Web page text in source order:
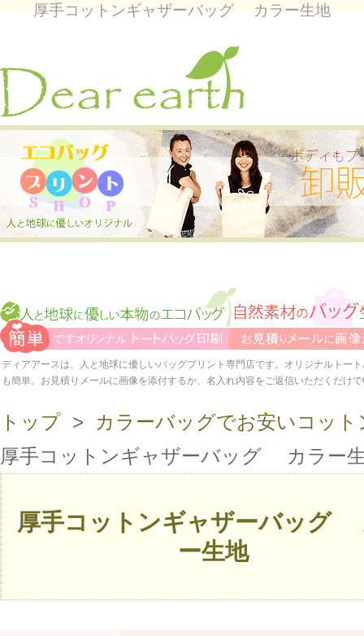
厚手コットンギャザーバッグ カラー生地
ディアアースは、人と地球に優しいバッグプリント専門店です。オリジナルトー
も簡単。お見積りメールに画像を添付するか、名入れ内容をご返信いただくだけ
トップ >
カラーバッグでお安いコッ
厚手コットンギャザーバッグ カラー
厚手コットンギャザーバッグ
ー生地